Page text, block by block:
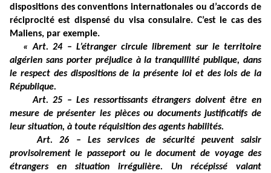
dispositions des conventions internationales ou d’accords de
réciprocité est dispensé du visa consulaire. C’est le cas des
Maliens, par exemple.
« Art. 24 – L’étranger circule librement sur le territoire
algérien sans porter préjudice à la tranquillité publique, dans
le respect des dispositions de la présente loi et des lois de la
République.
Art. 25 – Les ressortissants étrangers doivent être en
mesure de présenter les pièces ou documents justificatifs de
leur situation, à toute réquisition des agents habilités.
Art. 26 – Les services de sécurité peuvent saisir
provisoirement le passeport ou le document de voyage des
étrangers en situation irrégulière. Un récépissé valant